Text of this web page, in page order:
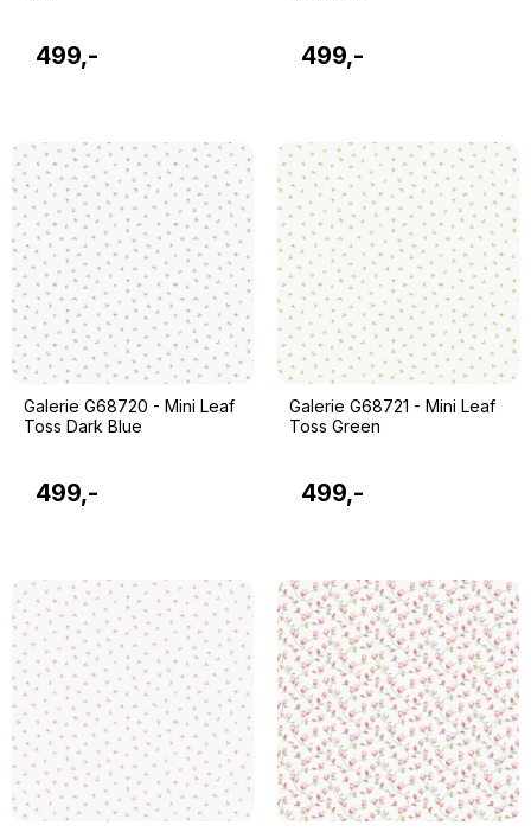
499,- 499,-
Galerie G68720 - Mini Leaf
Toss Dark Blue
499,-
Galerie G68721 - Mini Leaf
Toss Green
499,-